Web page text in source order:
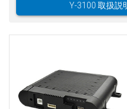
WEB
ダイレクト
アイ
人気
ユピテル公
お役立ち情
お
各種お問い
Y-3100 取扱説